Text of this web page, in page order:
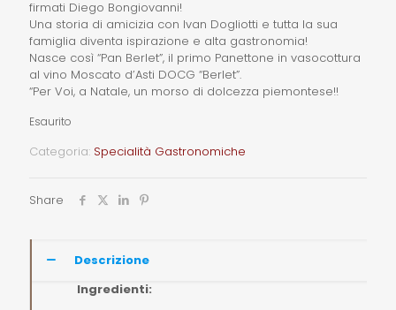
firmati Diego Bongiovanni!
Una storia di amicizia con Ivan Dogliotti e tutta la sua
famiglia diventa ispirazione e alta gastronomia!
Nasce così “Pan Berlet”, il primo Panettone in vasocottura
al vino Moscato d’Asti DOCG “Berlet”.
“Per Voi, a Natale, un morso di dolcezza piemontese!!
Esaurito
Categoria: Specialità Gastronomiche
Share
Descrizione
Ingredienti: